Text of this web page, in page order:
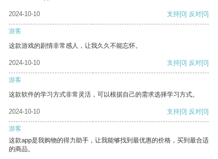
2024-10-10 支持[0] 反对[0]
游客
这款游戏的剧情非常感人，让我久久不能忘怀。
2024-10-10 支持[0] 反对[0]
游客
这款软件的学习方式非常灵活，可以根据自己的需求选择学习方式。
2024-10-10 支持[0] 反对[0]
游客
这款app是我购物的得力助手，让我能够找到最优惠的价格，买到最合适
的商品。